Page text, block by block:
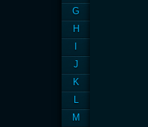
G
H
J
K
L
M